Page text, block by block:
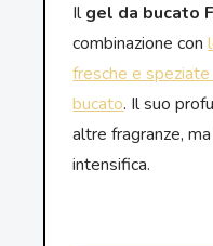
Ilgel da bucato
combinazione con
fresche e
bucato. Il suo
altre fragranze,
intensifica.